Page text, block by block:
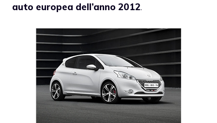
auto europea dell’anno 2012.